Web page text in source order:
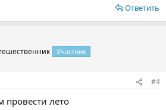
Ответить
Участник
#4
провести лето